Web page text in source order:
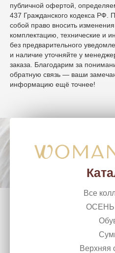
публичной офертой,
437 Гражданского кодекса РФ.
собой право вносить
комплектацию, технические и
без предварительного
и наличие уточняйте у
заказа. Благодарим за
обратную связь — ваши
информацию ещё точнее!
г. Челябинск, Ленина, 50
+7 (351) 266 10 99
Все
ОСЕНЬ
Верхняя